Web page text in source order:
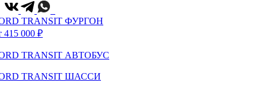
TRANSIT ФУРГОН
415 000 ₽
TRANSIT АВТОБУС
TRANSIT ШАССИ